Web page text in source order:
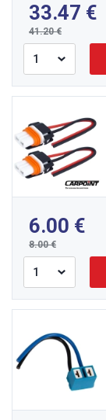
33.47
41.20
6.00
8.00